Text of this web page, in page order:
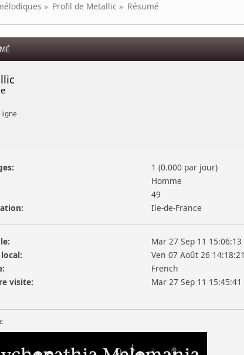
» Profil de Metallic » Résumé
1 (0.000 par jour)
Homme
49
Ile-de-France
Mar 27 Sep 11 15:06:13
Ven 07 Août 26 14:18:21
French
visite:
Mar 27 Sep 11 15:45:41